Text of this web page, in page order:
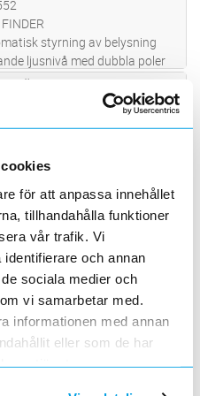
för att anpassa innehållet
tillhandahålla funktioner
vår trafik. Vi
och annan
sociala medier och
vi samarbetar med.
informationen med annan
eller som de har
tjänster.
ljusnivå blir
FINDER
styrning av belysning
ljusnivå med dubbla poler
AC,inställbar från 1 - 80lux
1 sek-3 min
i kundvagn
24V/4A IP54 2-200lux,
Niko Home Control
i kundvagn
LUNA 127 STAR S
In-funktion,
möjlig på baksidan och